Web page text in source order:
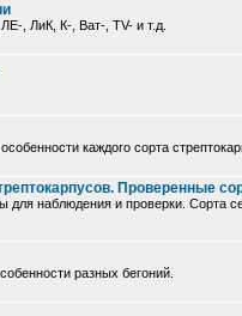
, ЛиК, К-, Ват-, TV- и т.д.
каждого сорта
Проверенные
для наблюдения и проверки. Сорта
разных бегоний.